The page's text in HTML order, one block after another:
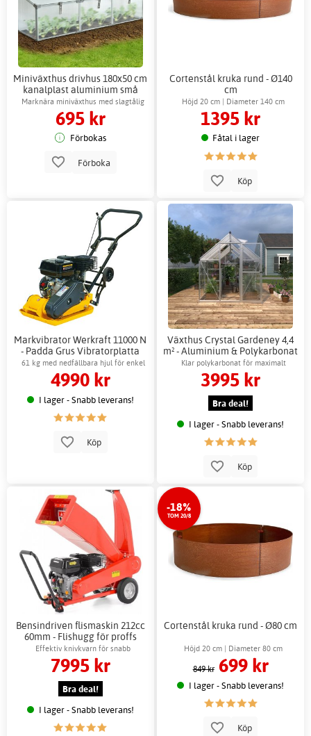
Miniväxthus drivhus 180x50 cm
kanalplast aluminium små
växthus
Marknära miniväxthus med slagtålig
kanalplast
695 kr
Förbokas
Förboka
Cortenstål kruka rund - Ø140
cm
Höjd 20 cm | Diameter 140 cm
1395 kr
Fåtal i lager
Köp
Markvibrator Werkraft 11000 N
- Padda Grus Vibratorplatta
Stål
61 kg med nedfällbara hjul för enkel
transport
4990 kr
I lager - Snabb leverans!
Köp
Växthus Crystal Gardeney 4,4
m² - Aluminium & Polykarbonat
Klar polykarbonat för maximalt
ljusinsläpp
3995 kr
Bra deal!
I lager - Snabb leverans!
Köp
Bensindriven flismaskin 212cc
60mm - Flishugg för proffs
Effektiv knivkvarn för snabb
kompostering
7995 kr
Bra deal!
I lager - Snabb leverans!
-18%
TOM 20/8
Cortenstål kruka rund - Ø80 cm
Höjd 20 cm | Diameter 80 cm
849 kr 699 kr
I lager - Snabb leverans!
Köp